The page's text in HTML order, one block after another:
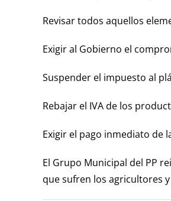
Revisar todos aquellos
Exigir al Gobierno el
Suspender el impuesto al
Rebajar el IVA de los
Exigir el pago inmediato de
El Grupo Municipal del PP
que sufren los agricultores